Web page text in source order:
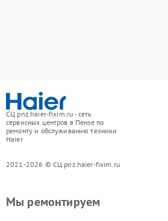
СЦ pnz.haier-fixim.ru - сеть
сервисных центров в Пензе по
ремонту и обслуживанию техники
Haier
2021-2026 © СЦ pnz.haier-fixim.ru
Мы ремонтируем